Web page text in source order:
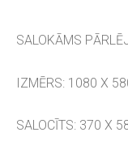
SALOKĀMS
IZMĒRS: 1080 X
SALOCĪTS: 370 X